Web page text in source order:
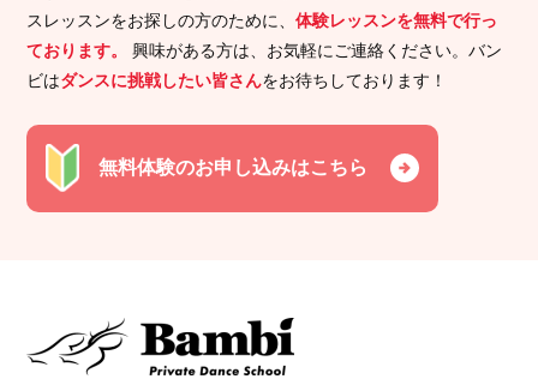
スレッスンをお探しの方のために、体験レッスンを無料で行っ
ております。
興味がある方は、お気軽にご連絡ください。バン
ビはダンスに挑戦したい皆さんをお待ちしております！
無料体験のお申し込みはこちら